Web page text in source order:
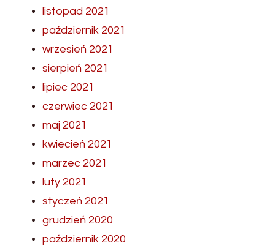
listopad 2021
październik 2021
wrzesień 2021
sierpień 2021
lipiec 2021
czerwiec 2021
maj 2021
kwiecień 2021
marzec 2021
luty 2021
styczeń 2021
grudzień 2020
październik 2020